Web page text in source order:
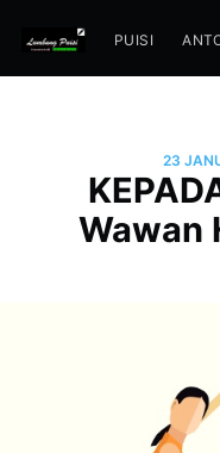
PUISI
23
Wawan